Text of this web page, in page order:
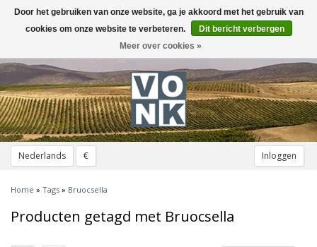
Nederlands € Inloggen
Toggle
navigation
Home » Tags » Bruocsella
Producten getagd met Bruocsella
Door het gebruiken van onze website, ga je akkoord met het gebruik van
cookies om onze website te verbeteren.
Dit bericht verbergen
Meer over cookies »